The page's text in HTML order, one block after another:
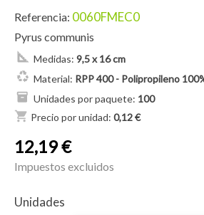
Referencia: 0060FMEC0
Pyrus communis
Medidas: 9,5 x 16 cm
Material: RPP 400 - Polipropileno
Unidades por paquete: 100
shopping_cart Precio por unidad: 0,12 €
12,19 €
Impuestos excluidos
Unidades